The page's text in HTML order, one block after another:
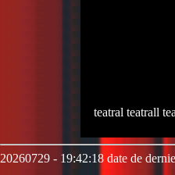
teatral teatrall
20260729 - 19:42:18 date de